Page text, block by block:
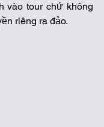
vào tour chứ không
riêng ra đảo.